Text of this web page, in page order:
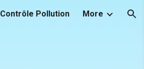
Contrôle Pollution More